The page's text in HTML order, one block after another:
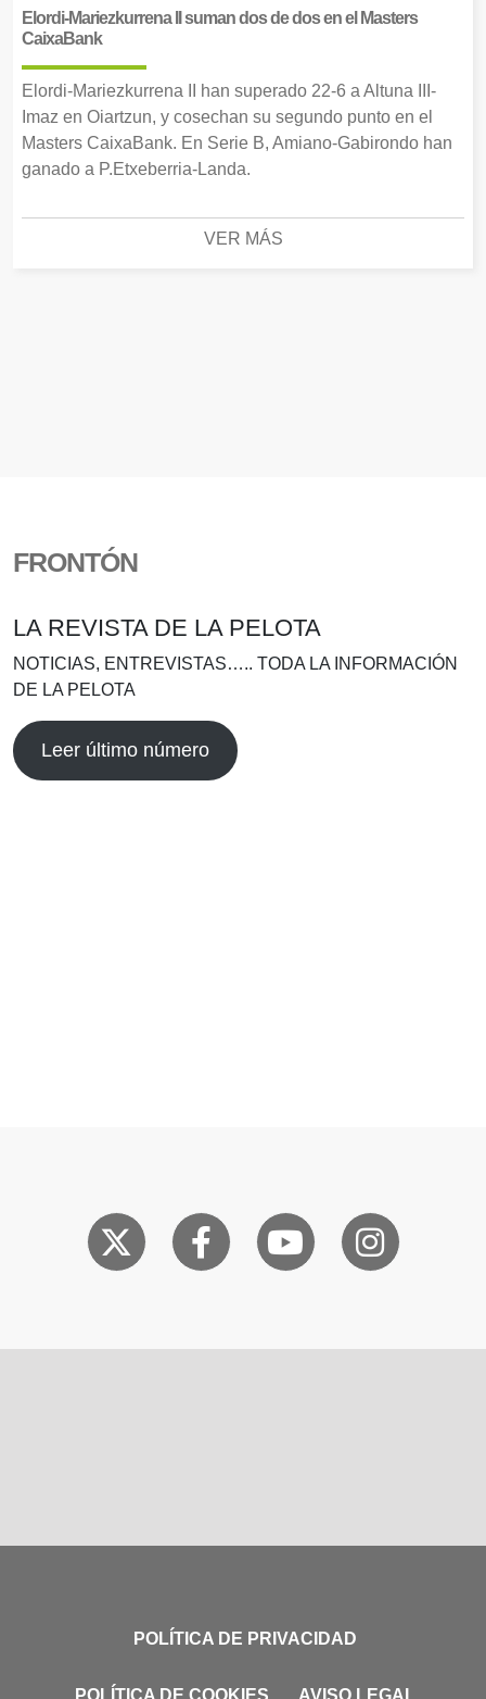
Elordi-Mariezkurrena II suman dos de dos en el Masters
CaixaBank
Elordi-Mariezkurrena II han superado 22-6 a Altuna III-
Imaz en Oiartzun, y cosechan su segundo punto en el
Masters CaixaBank. En Serie B, Amiano-Gabirondo han
ganado a P.Etxeberria-Landa.
VER MÁS
FRONTÓN
LA REVISTA DE LA PELOTA
NOTICIAS, ENTREVISTAS….. TODA LA INFORMACIÓN
DE LA PELOTA
Leer último número
POLÍTICA DE PRIVACIDAD